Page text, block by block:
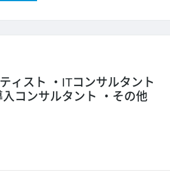
ィスト
ITコンサルタント
コンサルタント その他